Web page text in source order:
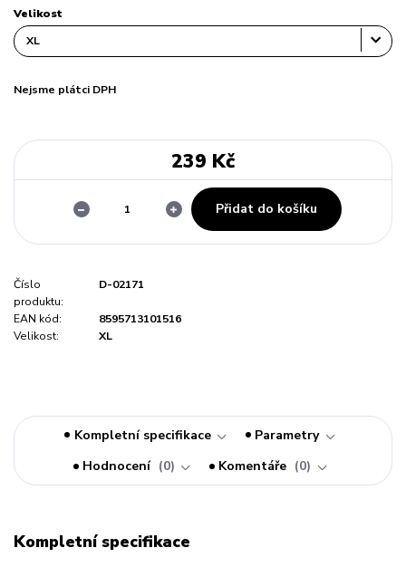
Velikost
Nejsme plátci DPH
239 Kč
Přidat do košíku
Číslo
produktu:
D-02171
EAN kód:
8595713101516
Velikost:
XL
Kompletní specifikace
Parametry
Hodnocení
0 Komentáře 0
Kompletní specifikace